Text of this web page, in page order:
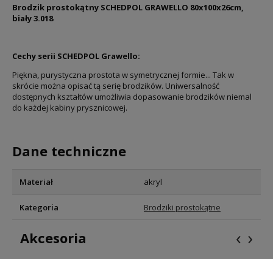
Brodzik prostokątny SCHEDPOL GRAWELLO 80x100x26cm,
biały 3.018
Cechy serii SCHEDPOL Grawello:
Piękna, purystyczna prostota w symetrycznej formie... Tak w
skrócie można opisać tą serię brodzików. Uniwersalność
dostępnych kształtów umożliwia dopasowanie brodzików niemal
do każdej kabiny prysznicowej.
Dane techniczne
Materiał akryl
Kategoria Brodziki prostokątne
Akcesoria ‹ ›